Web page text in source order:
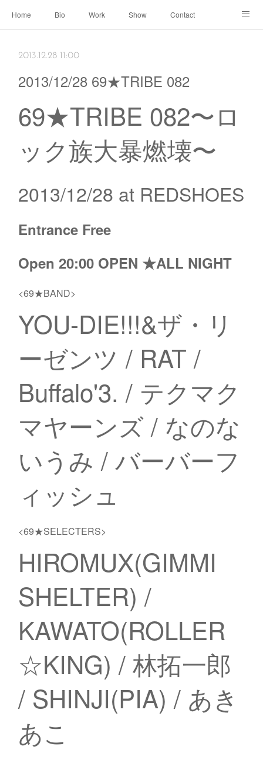
Home Bio Work Show Contact
2013.12.28 11:00
2013/12/28 69★TRIBE 082
69★TRIBE 082〜ロ
ック族大暴燃壊〜
2013/12/28 at REDSHOES
Entrance Free
Open 20:00 OPEN ★ALL NIGHT
<69★BAND>
YOU-DIE!!!&ザ・リ
ーゼンツ / RAT /
Buffalo'3. / テクマク
マヤーンズ / なのな
いうみ / バーバーフ
ィッシュ
<69★SELECTERS>
HIROMUX(GIMMI
SHELTER) /
KAWATO(ROLLER
☆KING) / 林拓一郎
/ SHINJI(PIA) / あき
あこ